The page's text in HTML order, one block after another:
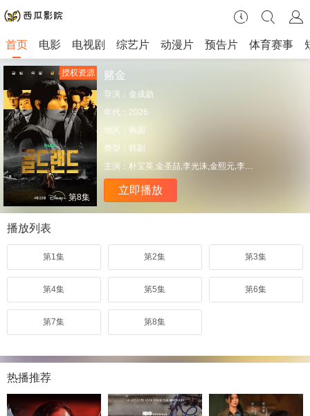
首页 电影 电视剧 综艺片 动漫片 预告片 体育赛事
第8集
授权资源 赌金
导演： 金成勋
年代： 2026
地区： 韩国
类型： 韩剧
主演： 朴宝英,金圣喆,李光洙,金熙元,李贤旭,文晶熙
立即播放
播放列表
第1集 第2集 第3集
第4集 第5集 第6集
第7集 第8集
热播推荐